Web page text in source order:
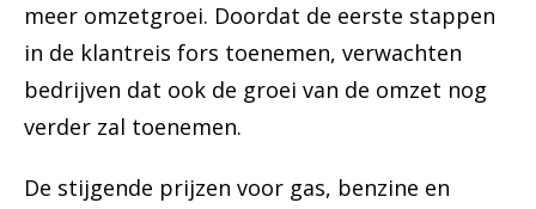
meer omzetgroei. Doordat de eerste stappen
in de klantreis fors toenemen, verwachten
bedrijven dat ook de groei van de omzet nog
verder zal toenemen.
De stijgende prijzen voor gas, benzine en